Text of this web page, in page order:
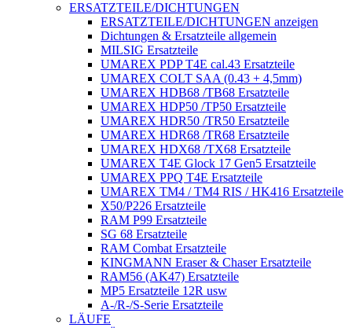
ERSATZTEILE/DICHTUNGEN
ERSATZTEILE/DICHTUNGEN anzeigen
Dichtungen & Ersatzteile allgemein
MILSIG Ersatzteile
UMAREX PDP T4E cal.43 Ersatzteile
UMAREX COLT SAA (0.43 + 4,5mm)
UMAREX HDB68 /TB68 Ersatzteile
UMAREX HDP50 /TP50 Ersatzteile
UMAREX HDR50 /TR50 Ersatzteile
UMAREX HDR68 /TR68 Ersatzteile
UMAREX HDX68 /TX68 Ersatzteile
UMAREX T4E Glock 17 Gen5 Ersatzteile
UMAREX PPQ T4E Ersatzteile
UMAREX TM4 / TM4 RIS / HK416 Ersatzteile
X50/P226 Ersatzteile
RAM P99 Ersatzteile
SG 68 Ersatzteile
RAM Combat Ersatzteile
KINGMANN Eraser & Chaser Ersatzteile
RAM56 (AK47) Ersatzteile
MP5 Ersatzteile 12R usw
A-/R-/S-Serie Ersatzteile
LÄUFE